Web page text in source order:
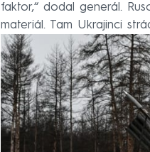
faktor,“ dodal generál.
materiál. Tam Ukrajinci